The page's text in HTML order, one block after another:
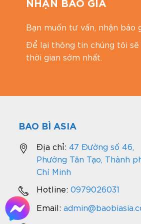
Bạn muốn tư vấn, nhận báo
Để lại thông tin chúng tôi
thời gian sớm nhất.
BAO BÌ ASIA
Địa chỉ: 47 Đường số 46,
Phường Tân Tạo, Thành
Chí Minh
Hotline: 0979026031
Email: